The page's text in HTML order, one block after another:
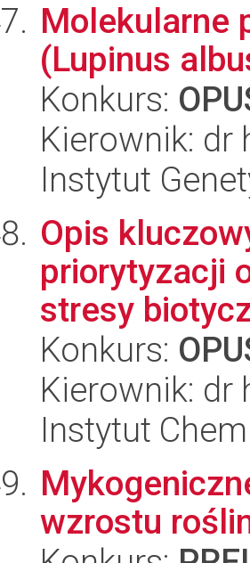
Molekularne
(Lupinus
Konkurs:
Kierownik: dr
Instytut
Opis
priorytyzacji
stresy
Konkurs:
Kierownik: dr
Instytut
wzrostu